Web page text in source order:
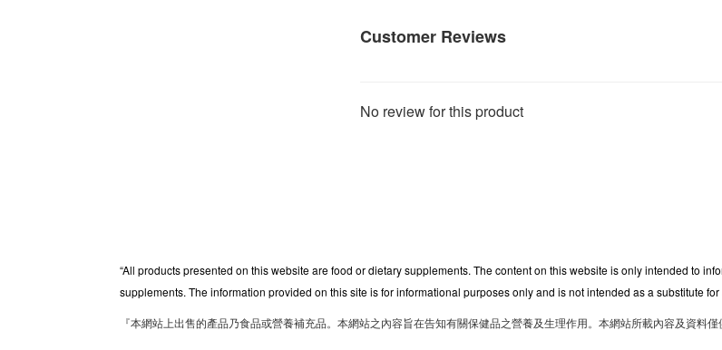
Customer Reviews
No review for this product
“All products presented on this website are food or dietary supplements. The content on this website is only intended to
supplements. The information provided on this site is for informational purposes only and is not intended as a substitute
『本網站上出售的產品乃食品或營養補充品。本網站之內容旨在告知有關保健品之營養及生理作用。本網站所載內容及資料